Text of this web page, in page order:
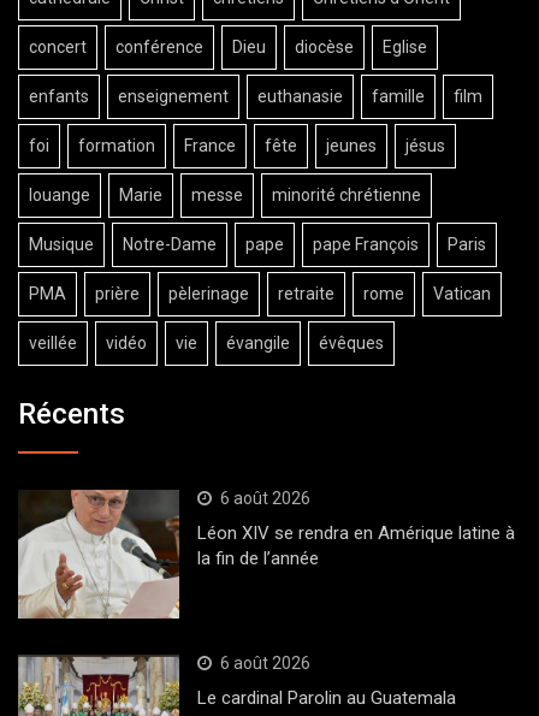
concert conférence Dieu diocèse Eglise
enfants enseignement euthanasie famille film
foi formation France fête jeunes jésus
louange Marie messe minorité chrétienne
Musique Notre-Dame pape pape François Paris
PMA prière pèlerinage retraite rome Vatican
veillée vidéo vie évangile évêques
Récents
6 août 2026
Léon XIV se rendra en Amérique latine à
la fin de l’année
6 août 2026
Le cardinal Parolin au Guatemala